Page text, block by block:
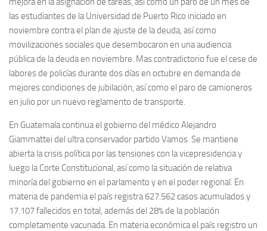
las estudiantes de la Universidad de Puerto Rico iniciado en
noviembre contra el plan de ajuste de la deuda, así como
movilizaciones sociales que desembocaron en una audiencia
pública de la deuda en noviembre. Mas contradictorio fue el cese de
labores de policías durante dos días en octubre en demanda de
mejores condiciones de jubilación, así como el paro de camioneros
en julio por un nuevo reglamento de transporte.
En Guatemala continua el gobierno del médico Alejandro
Giammattei del ultra conservador partido Vamos. Se mantiene
abierta la crisis política por las tensiones con la vicepresidencia y
luego la Corte Constitucional, así como la situación de relativa
minoría del gobierno en el parlamento y en el poder regional. En
materia de pandemia el país registra 627.562 casos acumulados y
17.107 fallecidos en total, además del 28% de la población
completamente vacunada. En materia económica el país registro un